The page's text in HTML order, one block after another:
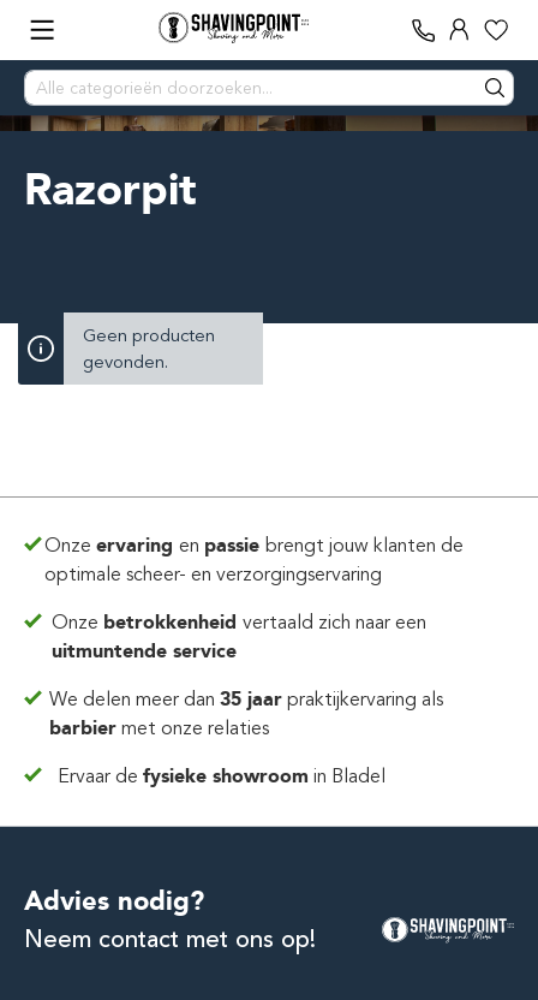
Razorpit
Geen producten
gevonden.
Onzeervaringen passie brengt jouw klanten de
optimale scheer- en verzorgingservaring
Onze betrokkenheid vertaald zich naar een
uitmuntende service
We delen meer dan 35 jaar praktijkervaring als
barbier met onze relaties
Ervaar de fysieke showroom in Bladel
Advies nodig?
Neem contact met ons op!